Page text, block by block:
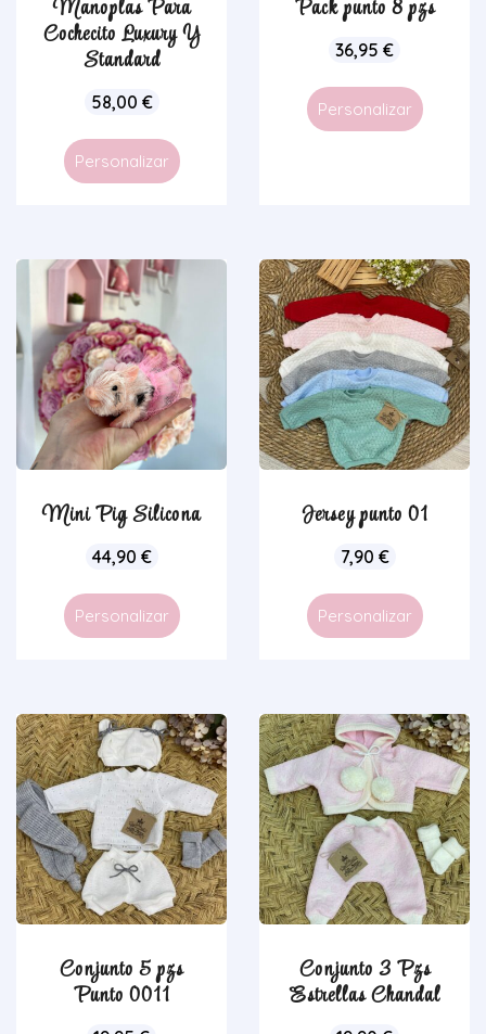
Manoplas Para
Cochecito Luxury Y
Standard
58,00 €
Personalizar
Pack punto 8 pzs
36,95 €
Personalizar
Mini Pig Silicona
44,90 €
Personalizar
Jersey punto 01
7,90 €
Personalizar
Conjunto 5 pzs
Punto 0011
Conjunto 3 Pzs
Estrellas Chandal